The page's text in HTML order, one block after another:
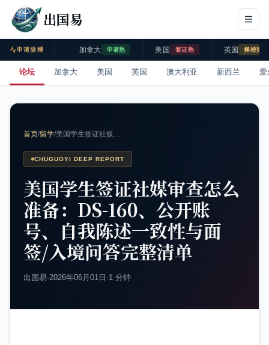
出国易
申请脉搏 加拿大 申请热 美国 签证热 英国 择校热
论坛 加拿大 美国 英国 澳大利亚 新西兰 爱
首页/留学/美国学生签证社媒…
CHUGUOYI DEEP REPORT
美国学生签证社媒审查怎么
准备：DS-160、公开账
号、自我陈述一致性与面
签/入境问答完整清单
出国易·2026年06月01日 ·1 分钟